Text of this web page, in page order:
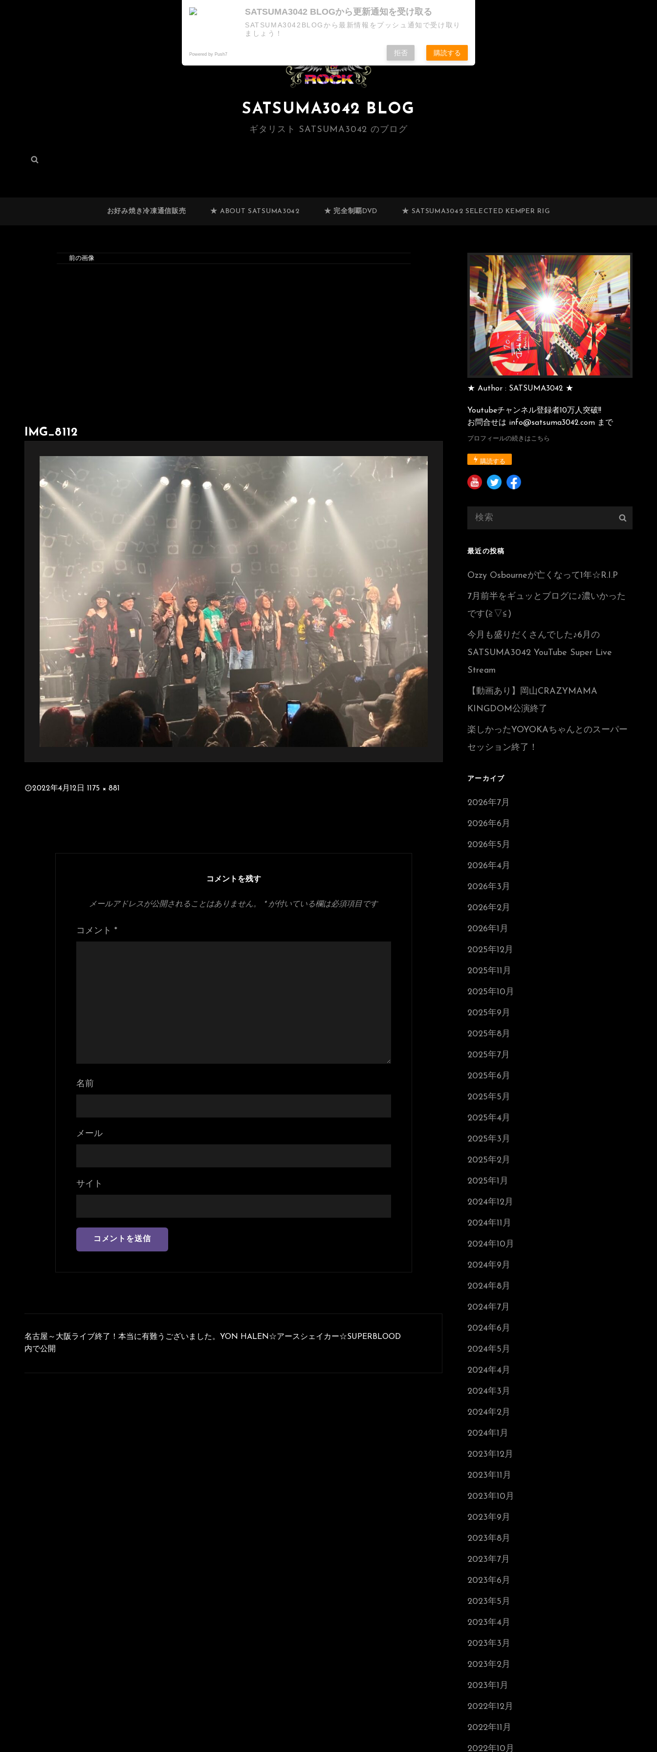
SATSUMA3042 BLOG
ギタリスト SATSUMA3042 のブログ
検
お好み焼き冷凍通信販売 ★ ABOUT SATSUMA3042 ★ 完全制覇DVD ★ SATSUMA3042 SELECTED KEMPER RIG
前の画像
IMG_8112
投2022年4月12日 1175 × 881
コメントを残す
メールアドレスが公開されることはありません。 *が付いている欄は必須項目です
コメント *
名前
メール
サイト
稿
ナ
名古屋～大阪ライブ終了！本当に有難うございました。YON HALEN☆アースシェイカー☆SUPERBLOOD
内で公開
★ Author : SATSUMA3042 ★
Youtubeチャンネル登録者10万人突破!!
お問合せは info@satsuma3042.com まで
プロフィールの続きはこちら
購読する
索
最近の投稿
Ozzy Osbourneが亡くなって1年☆R.I.P
7月前半をギュッとブログに♪濃いかった
です(≧▽≦)
今月も盛りだくさんでした♪6月の
SATSUMA3042 YouTube Super Live
Stream
【動画あり】岡山CRAZYMAMA
KINGDOM公演終了
楽しかったYOYOKAちゃんとのスーパー
セッション終了！
アーカイブ
2026年7月
2026年6月
2026年5月
2026年4月
2026年3月
2026年2月
2026年1月
2025年12月
2025年11月
2025年10月
2025年9月
2025年8月
2025年7月
2025年6月
2025年5月
2025年4月
2025年3月
2025年2月
2025年1月
2024年12月
2024年11月
2024年10月
2024年9月
2024年8月
2024年7月
2024年6月
2024年5月
2024年4月
2024年3月
2024年2月
2024年1月
2023年12月
2023年11月
2023年10月
2023年9月
2023年8月
2023年7月
2023年6月
2023年5月
2023年4月
2023年3月
2023年2月
2023年1月
2022年12月
2022年11月
2022年10月
SATSUMA3042 BLOGから更新通知を受け取る
SATSUMA3042BLOGから最新情報をプッシュ通知で受け取り
ましょう！
Powered by Push7 拒否 購読する